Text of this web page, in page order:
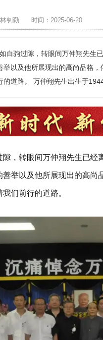
钊勤 时间：2025-06-20
白驹过隙，转眼间万仲翔先生
举以及他所展现出的高尚品格
的道路。 万仲翔先生出生于
隙，转眼间万仲翔先生已
举以及他所展现出的高尚
们前行的道路。